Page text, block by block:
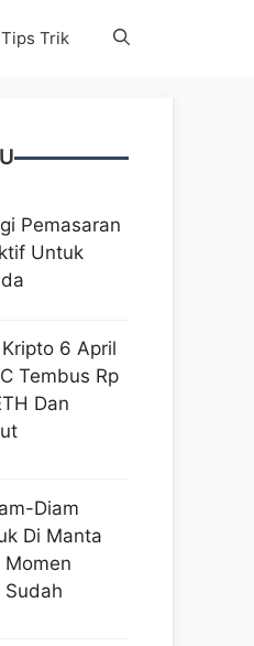
Tips Trik
Pemasaran
Untuk
6 April
Tembus Rp
Dan
Diam
Di Manta
Sudah